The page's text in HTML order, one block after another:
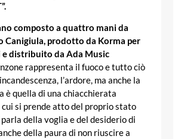
composto a quattro mani da
Canigiula, prodotto da Korma per
e distribuito da Ada Music
rappresenta il fuoco e tutto ciò
l’ardore, ma anche la
è quella di una chiacchierata
si prende atto del proprio stato
della voglia e del desiderio di
della paura di non riuscire a